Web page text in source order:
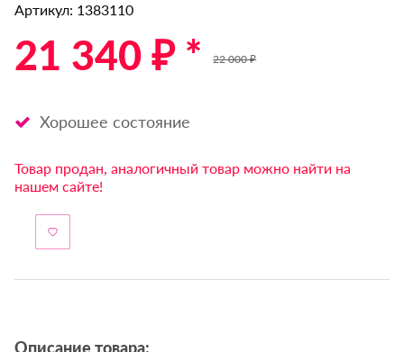
Артикул: 1383110
21 340 ₽ * 22 000 ₽
Хорошее состояние
Товар продан, аналогичный товар можно найти на
нашем сайте!